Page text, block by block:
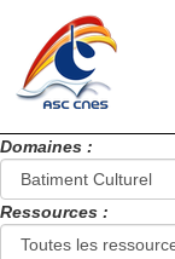
Domaines :
Ressources :